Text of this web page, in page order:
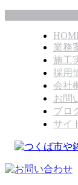
業務
施工
採用
会社
お問
ブロ
サイ